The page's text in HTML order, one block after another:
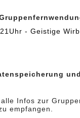
- Geistige
Infos zur
empfangen.